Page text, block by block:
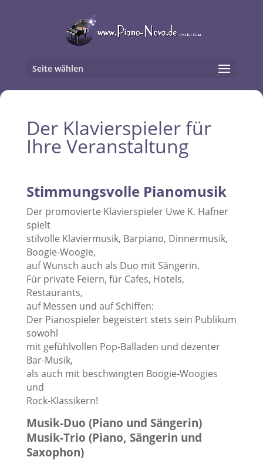
Seite wählen
Der Klavierspieler für
Ihre Veranstaltung
Stimmungsvolle Pianomusik
Der promovierte Klavierspieler Uwe K. Hafner
spielt
stilvolle Klaviermusik, Barpiano, Dinnermusik,
Boogie-Woogie,
auf Wunsch auch als Duo mit Sängerin.
Für private Feiern, für Cafes, Hotels,
Restaurants,
auf Messen und auf Schiffen:
Der Pianospieler begeistert stets sein Publikum
sowohl
mit gefühlvollen Pop-Balladen und dezenter
Bar-Musik,
als auch mit beschwingten Boogie-Woogies
und
Rock-Klassikern!
Musik-Duo (Piano und Sängerin)
Musik-Trio (Piano, Sängerin und
Saxophon)